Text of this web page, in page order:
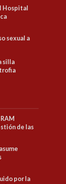
Hospital
sexual a
silla
de las
por la